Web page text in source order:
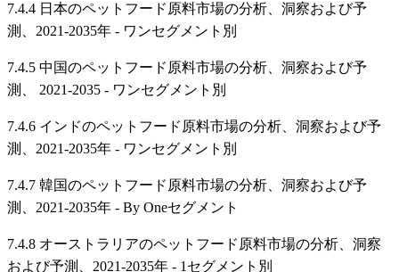
7.4.4 日本のペットフード原料市場の分析、洞察および予
測、2021-2035年 - ワンセグメント別
7.4.5 中国のペットフード原料市場の分析、洞察および予
測、 2021-2035 - ワンセグメント別
7.4.6 インドのペットフード原料市場の分析、洞察および予
測、2021-2035年 - ワンセグメント別
7.4.7 韓国のペットフード原料市場の分析、洞察および予
測、2021-2035年 - By Oneセグメント
7.4.8 オーストラリアのペットフード原料市場の分析、洞察
および予測、2021-2035年 - 1セグメント別